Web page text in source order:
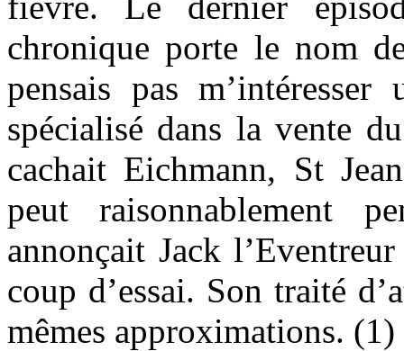
chronique porte le nom
pensais pas
spécialisé dans la vente
cachait Eichmann, St
peut raisonnablement
annonçait Jack
coup d’essai. Son traité
mêmes approximations. (1)